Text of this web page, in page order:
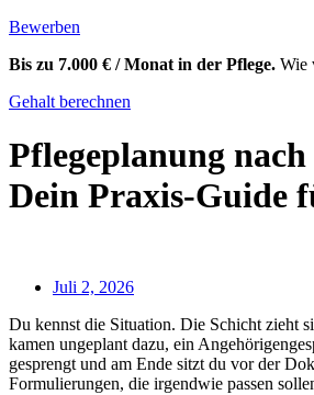
Bewerben
Bis zu 7.000 € / Monat in der Pflege. Wie
Gehalt berechnen
Pflegeplanung nach
Dein Praxis-Guide
Juli 2, 2026
Du kennst die Situation. Die Schicht zieht
kamen ungeplant dazu, ein
gesprengt und am Ende sitzt du vor der
Formulierungen, die irgendwie passen